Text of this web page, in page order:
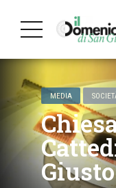
MEDIA
Giusto